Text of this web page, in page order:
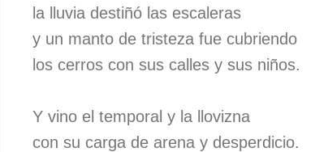
la lluvia destiñó las escaleras
y un manto de tristeza fue cubriendo
los cerros con sus calles y sus niños.
Y vino el temporal y la llovizna
con su carga de arena y desperdicio.